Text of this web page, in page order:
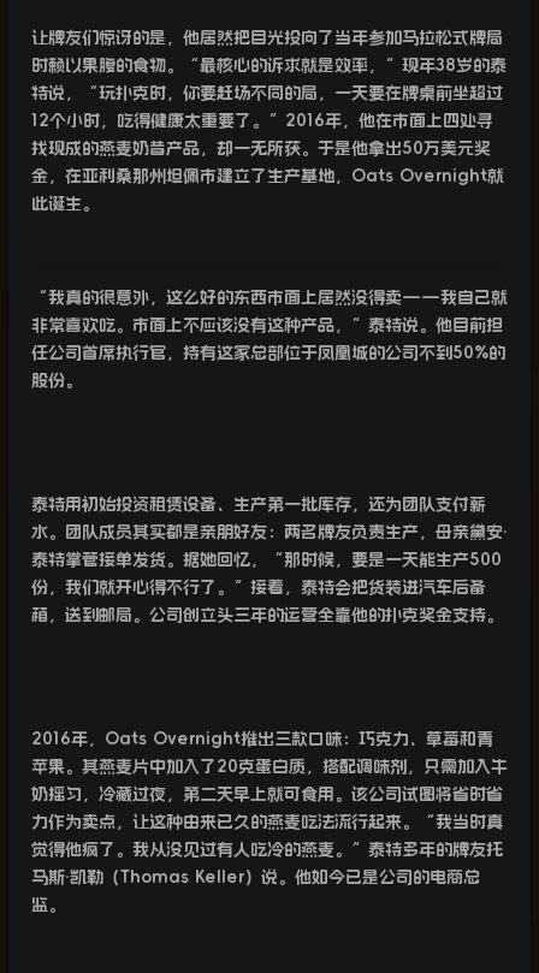
让牌友们惊讶的是，他居然把目光投向了当年参加马拉松式牌局
时赖以果腹的食物。“最核心的诉求就是效率，”现年38岁的泰
特说，“玩扑克时，你要赶场不同的局，一天要在牌桌前坐超过
12个小时，吃得健康太重要了。” 2016年，他在市面上四处寻
找现成的燕麦奶昔产品，却一无所获。于是他拿出50万美元奖
金，在亚利桑那州坦佩市建立了生产基地，
Oats Overnight就
此诞生。
“我真的很意外，这么好的东西市面上居然没得卖——我自己就
非常喜欢吃。市面上不应该没有这种产品，”泰特说。他目前担
任公司首席执行官，持有这家总部位于凤凰城的公司不到 50%的
股份。
泰特用初始投资租赁设备、生产第一批库存，还为团队支付薪
水。团队成员其实都是亲朋好友：两名牌友负责生产，母亲黛安·
泰特掌管接单发货。据她回忆，“那时候，要是一天能生产500
份，我们就开心得不行了。”接着，泰特会把货装进汽车后备
箱，送到邮局。公司创立头三年的运营全靠他的扑克奖金支持。
2016年， Oats Overnight推出三款口味：巧克力、草莓和青
苹果。其燕麦片中加入了 20克蛋白质，搭配调味剂，只需加入牛
奶摇匀，冷藏过夜，第二天早上就可食用。该公司试图将省时省
力作为卖点，让这种由来已久的燕麦吃法流行起来。“我当时真
觉得他疯了。我从没见过有人吃冷的燕麦。”泰特多年的牌友托
马斯·凯勒（Thomas Keller）说。他如今已是公司的电商总
监。